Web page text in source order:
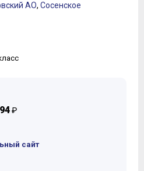
АО, Сосенское
₽
сайт